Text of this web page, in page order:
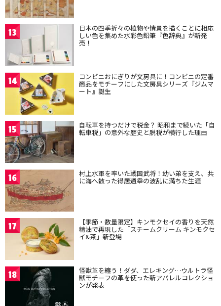
13 日本の四季折々の植物や情景を描くことに相応
しい色を集めた水彩色鉛筆『色辞典』が新発
売！
14 コンビニおにぎりが文房具に！コンビニの定番
商品をモチーフにした文房具シリーズ『ジムマ
ート』誕生
15 自転車を持つだけで税金？ 昭和まで続いた「自
転車税」の意外な歴史と脱税が横行した理由
16 村上水軍を率いた戦国武将！幼い弟を支え、共
に海へ散った得居通幸の波乱に満ちた生涯
17 【季節・数量限定】キンモクセイの香りを天然
精油で再現した「スチームクリーム キンモクセ
イ&茶」新登場
18 怪獣革を纏う！ダダ、エレキング…ウルトラ怪
獣モチーフの革を使った新アパレルコレクショ
ンが発表